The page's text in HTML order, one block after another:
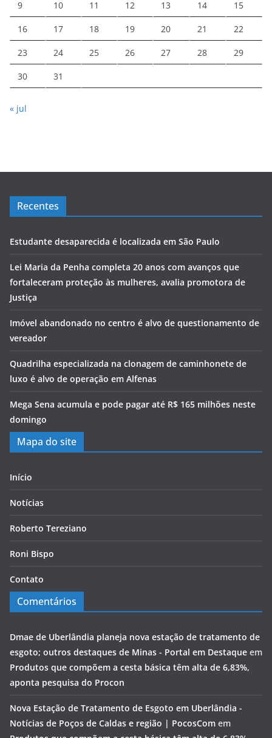
9 10 11 12 13 14 15
16 17 18 19 20 21 22
23 24 25 26 27 28 29
30 31
« jul
Recentes
Estudante desaparecida é localizada em São Paulo
Lei Maria da Penha completa 20 anos com avanços que
fortaleceram proteção às mulheres, avalia promotora de
Justiça
Imóvel abandonado no centro é alvo de questionamento de
vereador
Quadrilha especializada na clonagem de caminhonete de
luxo é alvo de operação em Alfenas
Mega Sena acumula e pode pagar até R$ 165 milhões neste
domingo
Mapa do site
Início
Notícias
Roberto Tereziano
Roni Bispo
Contato
Comentários
Dmae de Uberlândia planeja nova estação de tratamento de
esgoto; outros destaques de Minas - Portal em Destaque em
Produtos que compõem a cesta básica têm alta de 6,83%,
aponta pesquisa do Procon
Nova Estação de Tratamento de Esgoto em Uberlândia -
Notícias de Poços de Caldas e região | PocosCom em